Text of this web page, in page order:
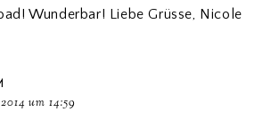
Wunderbar! Liebe Grüsse, Nicole
um 14:59